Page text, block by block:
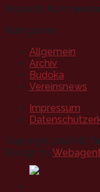
Neueste
Kategorien
Allgemein
Archiv
Budoka
Vereinsnews
Impressum
Copyright 2026 ©
Design by